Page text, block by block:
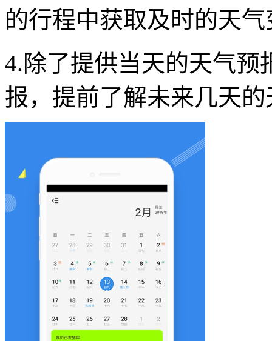
的行程中获取及时的天
4.除了提供当天的天气预
报，提前了解未来几天